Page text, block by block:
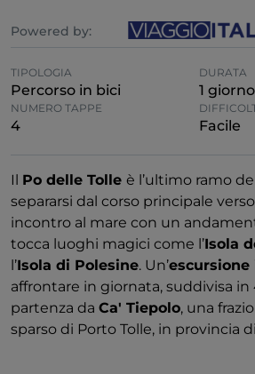
Powered by:
TIPOLOGIA
Percorso in bici
DURATA
1 giorno
NUMERO TAPPE
4 Facile
Il Po delle Tolle è l’ultimo ramo
separarsi dal corso principale
incontro al mare con un
tocca luoghi magici come l’Isola
l’Isola di Polesine. Un’escursione
affrontare in giornata, suddivisa
partenza da Ca' Tiepolo, una
sparso di Porto Tolle, in provincia